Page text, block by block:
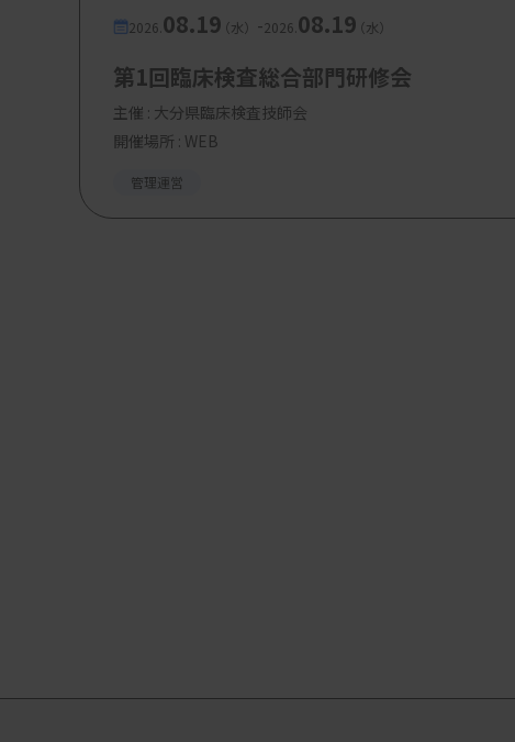
2026.08.19（水） -2026.08.19（水）
第1回臨床検査総合部門研修会
主催 : 大分県臨床検査技師会
開催場所 : WEB
管理運営